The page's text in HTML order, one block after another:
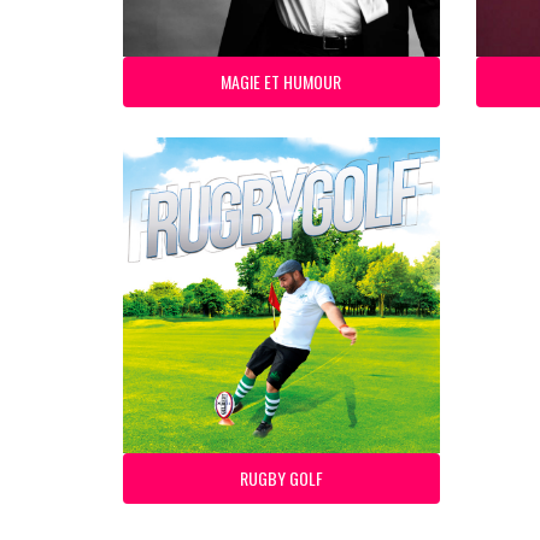
MAGIE ET HUMOUR
RUGBY GOLF